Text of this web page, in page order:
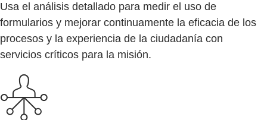
Usa el análisis detallado para medir el uso de
formularios y mejorar continuamente la eficacia de los
procesos y la experiencia de la ciudadanía con
servicios críticos para la misión.